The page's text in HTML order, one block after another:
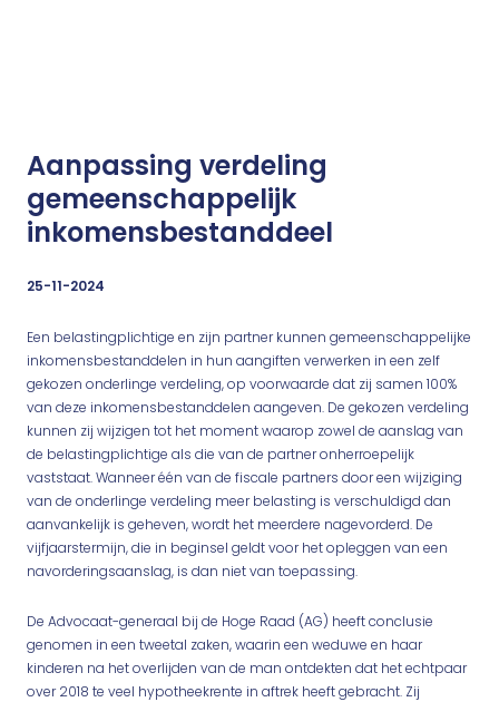
Aanpassing verdeling
gemeenschappelijk
inkomensbestanddeel
25-11-2024
Een belastingplichtige en zijn partner kunnen gemeenschappelijke
inkomensbestanddelen in hun aangiften verwerken in een zelf
gekozen onderlinge verdeling, op voorwaarde dat zij samen 100%
van deze inkomensbestanddelen aangeven. De gekozen verdeling
kunnen zij wijzigen tot het moment waarop zowel de aanslag van
de belastingplichtige als die van de partner onherroepelijk
vaststaat. Wanneer één van de fiscale partners door een wijziging
van de onderlinge verdeling meer belasting is verschuldigd dan
aanvankelijk is geheven, wordt het meerdere nagevorderd. De
vijfjaarstermijn, die in beginsel geldt voor het opleggen van een
navorderingsaanslag, is dan niet van toepassing.
De Advocaat-generaal bij de Hoge Raad (AG) heeft conclusie
genomen in een tweetal zaken, waarin een weduwe en haar
kinderen na het overlijden van de man ontdekten dat het echtpaar
over 2018 te veel hypotheekrente in aftrek heeft gebracht. Zij